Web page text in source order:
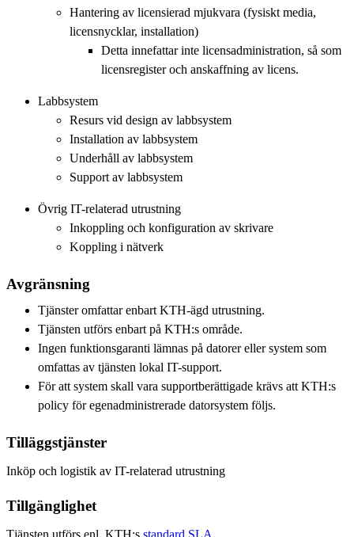
Hantering av licensierad mjukvara (fysiskt media,
licensnycklar, installation)
Detta innefattar inte licensadministration, så som
licensregister och anskaffning av licens.
Labbsystem
Resurs vid design av labbsystem
Installation av labbsystem
Underhåll av labbsystem
Support av labbsystem
Övrig IT-relaterad utrustning
Inkoppling och konfiguration av skrivare
Koppling i nätverk
Avgränsning
Tjänster omfattar enbart KTH-ägd utrustning.
Tjänsten utförs enbart på KTH:s område.
Ingen funktionsgaranti lämnas på datorer eller system som
omfattas av tjänsten lokal IT-support.
För att system skall vara supportberättigade krävs att KTH:s
policy för egenadministrerade datorsystem följs.
Tilläggstjänster
Inköp och logistik av IT-relaterad utrustning
Tillgänglighet
Tjänsten utförs enl. KTH:s standard SLA.